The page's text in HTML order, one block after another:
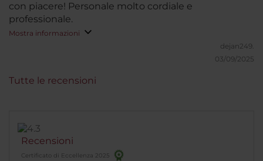
con piacere! Personale molto cordiale e
professionale.
Mostra informazioni
dejan249.
03/09/2025
Recensioni
Certificato di Eccellenza 2025
Tutte le recensioni